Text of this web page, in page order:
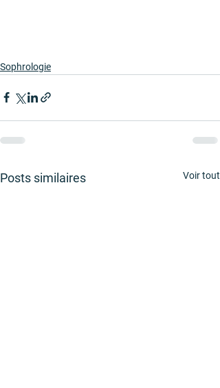
Sophrologie
Posts similaires Voir tout